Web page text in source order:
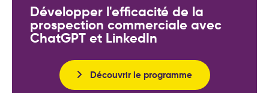
Développer l'efficacité de la
prospection commerciale avec
ChatGPT et LinkedIn
Découvrir le programme